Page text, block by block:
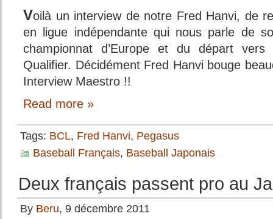
Voilà un interview de notre Fred Hanvi, de
en ligue indépendante qui nous parle de
championnat d’Europe et du départ
Qualifier. Décidément Fred Hanvi bouge
Interview Maestro !!
Read more »
Tags: BCL, Fred Hanvi, Pegasus
Baseball Français, Baseball Japonais
Deux français passent pro au
By Beru, 9 décembre 2011